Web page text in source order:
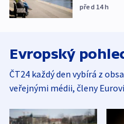
před 14h
Evropský
ČT24 každý den vybírá z
veřejnými médii, členy